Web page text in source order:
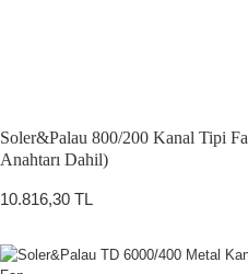
Soler&Palau 800/200 Kanal Tipi
Anahtarı Dahil)
10.816,30 TL